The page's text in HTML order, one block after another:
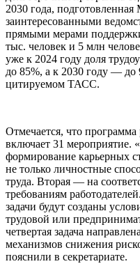
2030 года,
заинтересованными
прямыми мерами
тыс. человек и 5 млн
уже к 2024 году доля
до 85%, а к 2030 году —
цитируемом ТАСС.
Отмечается, что программа
включает 31 мероприятие.
формирование карьерных
не только личностные
труда. Вторая — на
требованиям
задачи будут созданы
трудовой или
четвертая задача
механизмов снижения
пояснили в секретариате.